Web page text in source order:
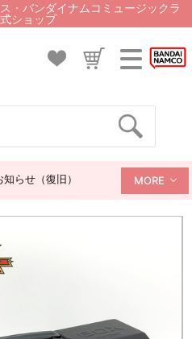
・バンダイナムコミュージックラ
ショップ
らせ（復旧） MORE